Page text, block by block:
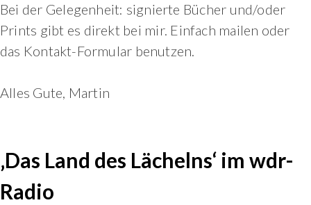
Bei der Gelegenheit: signierte Bücher und/oder
Prints gibt es direkt bei mir. Einfach mailen oder
das Kontakt-Formular benutzen.
Alles Gute, Martin
‚Das Land des Lächelns‘ im wdr-
Radio